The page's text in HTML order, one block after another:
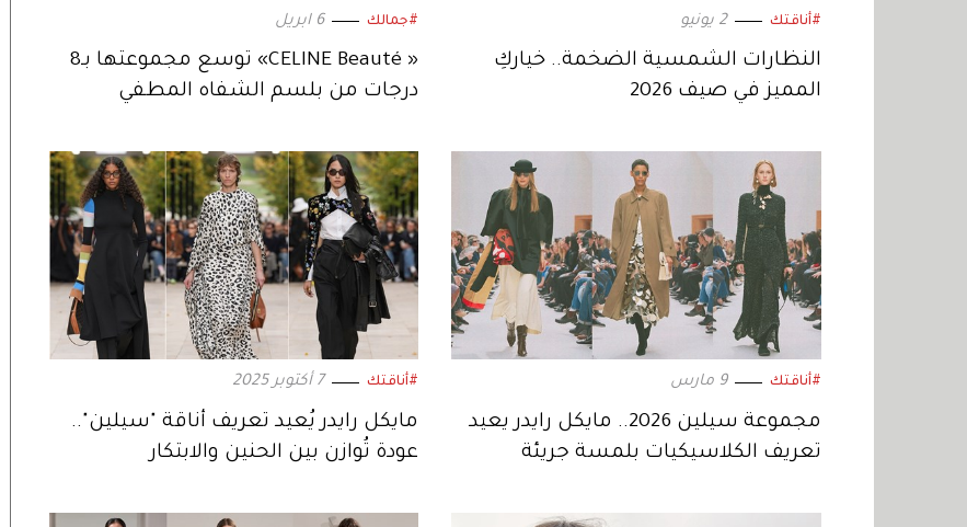
#أناقتك 2 يونيو
النظارات الشمسية الضخمة.. خياركِ
المميز في صيف 2026
#جمالك 6 ابريل
« CELINE Beauté» توسع مجموعتها بـ8
درجات من بلسم الشفاه المطفي
#أناقتك 9 مارس
مجموعة سيلين 2026.. مايكل رايدر يعيد
تعريف الكلاسيكيات بلمسة جريئة
#أناقتك 7 أكتوبر 2025
مايكل رايدر يُعيد تعريف أناقة "سيلين"..
عودة تُوازن بين الحنين والابتكار